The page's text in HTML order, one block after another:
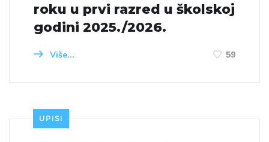
roku u prvi razred u školskoj
godini 2025./2026.
Više... 59
UPISI